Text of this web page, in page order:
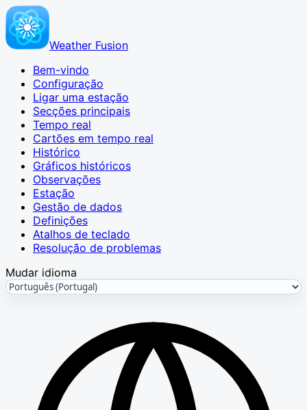
Weather Fusion
Bem-vindo
Configuração
Ligar uma estação
Secções principais
Tempo real
Cartões em tempo real
Histórico
Gráficos históricos
Observações
Estação
Gestão de dados
Definições
Atalhos de teclado
Resolução de problemas
Mudar idioma